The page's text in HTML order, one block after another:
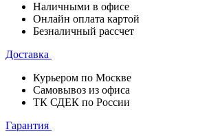
Наличными в офисе
Онлайн оплата картой
Безналичный рассчет
Доставка
Курьером по Москве
Самовывоз из офиса
ТК СДЕК по России
Гарантия